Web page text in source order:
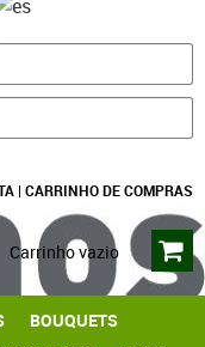
| CARRINHO DE COMPRAS
Carrinho vazio
BOUQUETS